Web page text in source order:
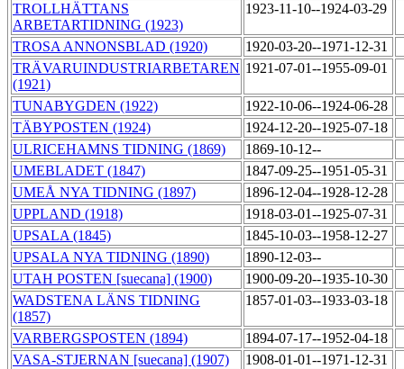
TROLLHÄTTANS
ARBETARTIDNING (1923)
1923-11-10--1924-03-29
TROSA ANNONSBLAD (1920)
1920-03-20--1971-12-31
TRÄVARUINDUSTRIARBETAREN
(1921)
1921-07-01--1955-09-01
TUNABYGDEN (1922)
1922-10-06--1924-06-28
TÄBYPOSTEN (1924)
1924-12-20--1925-07-18
ULRICEHAMNS TIDNING (1869)
1869-10-12--
UMEBLADET (1847)
1847-09-25--1951-05-31
UMEÅ NYA TIDNING (1897)
1896-12-04--1928-12-28
UPPLAND (1918)
1918-03-01--1925-07-31
UPSALA (1845)
1845-10-03--1958-12-27
UPSALA NYA TIDNING (1890)
1890-12-03--
UTAH POSTEN [suecana] (1900)
1900-09-20--1935-10-30
WADSTENA LÄNS TIDNING
(1857)
1857-01-03--1933-03-18
VARBERGSPOSTEN (1894)
1894-07-17--1952-04-18
VASA-STJERNAN [suecana] (1907)
1908-01-01--1971-12-31